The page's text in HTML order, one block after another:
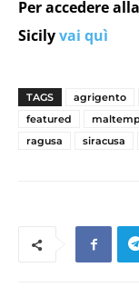
Per accedere
Sicilyvai quì
TAGS agrigento
featured
ragusa
siracusa